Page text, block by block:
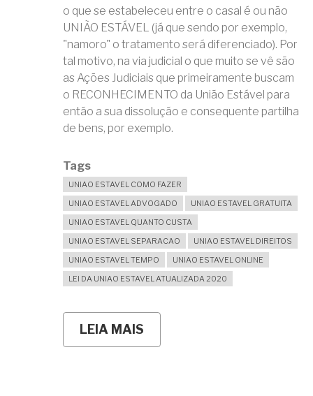
o que se estabeleceu entre o casal é ou não
UNIÃO ESTÁVEL (já que sendo por exemplo,
"namoro" o tratamento será diferenciado). Por
tal motivo, na via judicial o que muito se vê são
as Ações Judiciais que primeiramente buscam
o RECONHECIMENTO da União Estável para
então a sua dissolução e consequente partilha
de bens, por exemplo.
Tags
UNIAO ESTAVEL COMO FAZER
UNIAO ESTAVEL ADVOGADO
UNIAO ESTAVEL GRATUITA
UNIAO ESTAVEL QUANTO CUSTA
UNIAO ESTAVEL SEPARACAO
UNIAO ESTAVEL DIREITOS
UNIAO ESTAVEL TEMPO
UNIAO ESTAVEL ONLINE
LEI DA UNIAO ESTAVEL ATUALIZADA 2020
LEIA MAIS
VIVO